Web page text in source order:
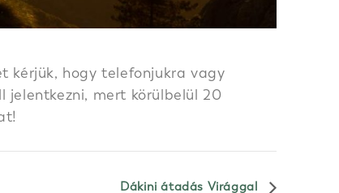
kérjük, hogy telefonjukra vagy
jelentkezni, mert körülbelül 20
Dákini átadás Virággal